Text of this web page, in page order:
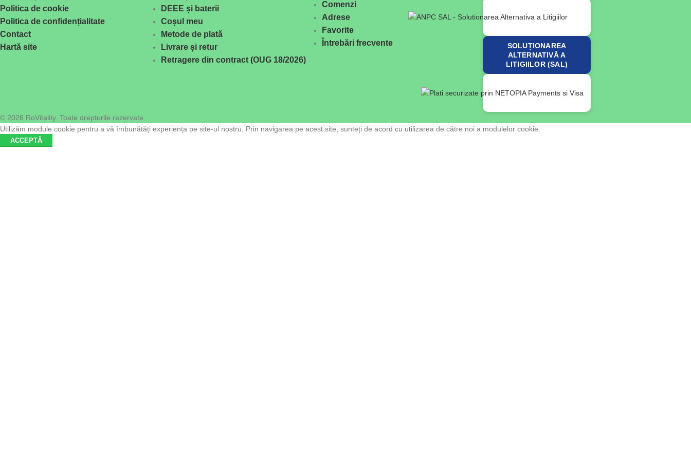
Politica de cookie
Politica de confidențialitate
Contact
Hartă site
DEEE și baterii
Coșul meu
Metode de plată
Livrare și retur
Retragere din contract (OUG 18/2026)
Comenzi
Adrese
Favorite
Întrebări frecvente
SOLUȚIONAREA
ALTERNATIVĂ A
LITIGIILOR (SAL)
© 2026 RoVitality. Toate drepturile rezervate.
Utilizăm module cookie pentru a vă îmbunătăți experiența pe site-ul nostru. Prin navigarea pe acest site, sunteți de acord cu utilizarea de către noi a modulelor cookie.
ACCEPTĂ